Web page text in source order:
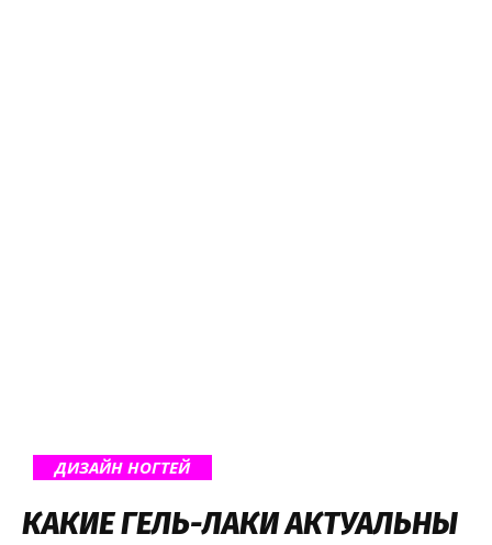
ДИЗАЙН НОГТЕЙ
КАКИЕ ГЕЛЬ-ЛАКИ АКТУАЛЬНЫ